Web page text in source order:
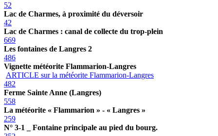
52
Lac de Charmes, à proximité du déversoir
42
Lac de Charmes : canal de collecte du trop-plein
669
Les fontaines de Langres 2
486
Vignette météorite Flammarion-Langres
ARTICLE sur la météorite Flammarion-Langres
482
Ferme Sainte Anne (Langres)
558
La météorite « Flammarion » - « Langres »
259
N° 3-1 _ Fontaine principale au pied du bourg.